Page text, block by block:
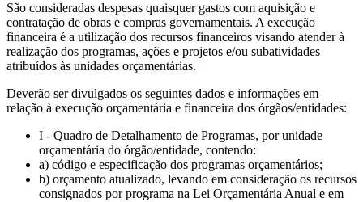
São consideradas despesas quaisquer gastos com aquisição e
contratação de obras e compras governamentais. A execução
financeira é a utilização dos recursos financeiros visando atender à
realização dos programas, ações e projetos e/ou subatividades
atribuídos às unidades orçamentárias.
Deverão ser divulgados os seguintes dados e informações em
relação à execução orçamentária e financeira dos órgãos/entidades:
I - Quadro de Detalhamento de Programas, por unidade
orçamentária do órgão/entidade, contendo:
a) código e especificação dos programas orçamentários;
b) orçamento atualizado, levando em consideração os recursos
consignados por programa na Lei Orçamentária Anual e em